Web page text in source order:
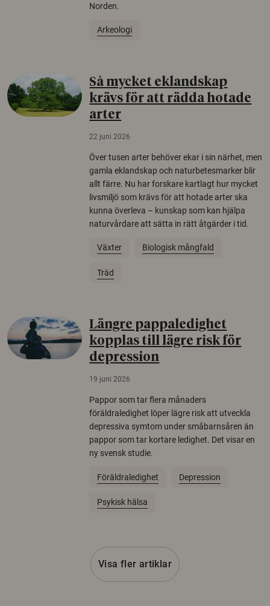
Norden.
Arkeologi
Så mycket eklandskap
krävs för att rädda hotade
arter
22 juni 2026
Över tusen arter behöver ekar i sin närhet, men
gamla eklandskap och naturbetesmarker blir
allt färre. Nu har forskare kartlagt hur mycket
livsmiljö som krävs för att hotade arter ska
kunna överleva – kunskap som kan hjälpa
naturvårdare att sätta in rätt åtgärder i tid.
Växter Biologisk mångfald
Träd
Längre pappaledighet
kopplas till lägre risk för
depression
19 juni 2026
Pappor som tar flera månaders
föräldraledighet löper lägre risk att utveckla
depressiva symtom under småbarnsåren än
pappor som tar kortare ledighet. Det visar en
ny svensk studie.
Föräldraledighet Depression
Psykisk hälsa
Visa fler artiklar